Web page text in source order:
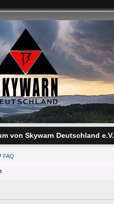
von Skywarn Deutschland e.V.
FAQ